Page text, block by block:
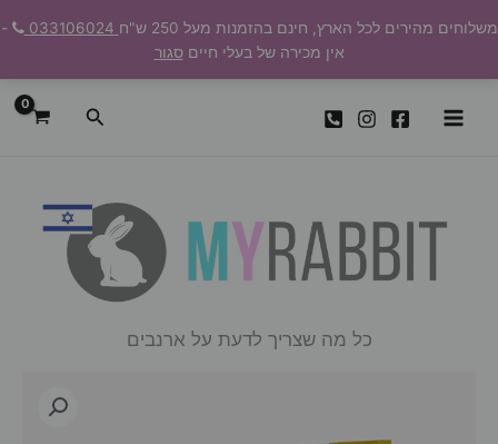
לתוכן
משלוחים מהירים לכל הארץ, חינם בהזמנות מעל 250 ש"ח
-
אין מכירה של בעלי חייםסגור
חיפוש
כל מה שצריך לדעת על ארנבים